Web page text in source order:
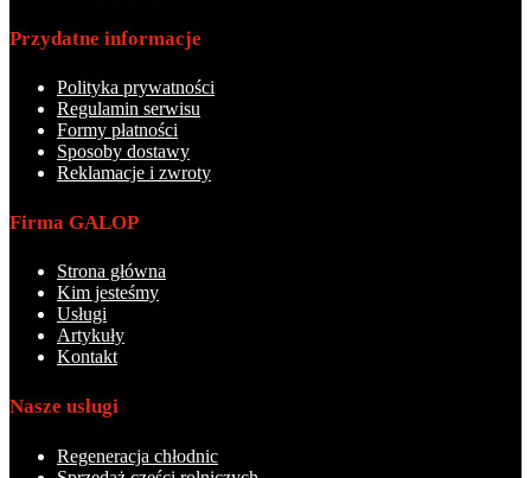
Przydatne informacje
Polityka prywatności
Regulamin serwisu
Formy płatności
Sposoby dostawy
Reklamacje i zwroty
Firma GALOP
Strona główna
Kim jesteśmy
Usługi
Artykuły
Kontakt
Nasze usługi
Regeneracja chłodnic